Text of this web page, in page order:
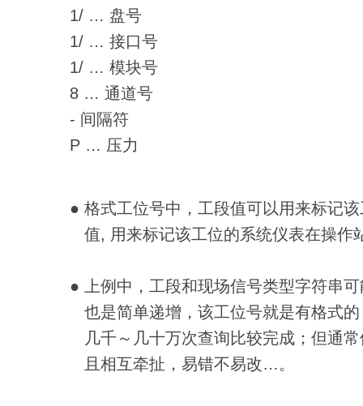
1/ … 盘号
1/ … 接口号
1/ … 模块号
8 … 通道号
- 间隔符
P … 压力
● 格式工位号中，工段值可以用来标记
值, 用来标记该工位的系统仪表在操作
● 上例中，工段和现场信号类型字符串
也是简单递增，该工位号就是有格式
几千～几十万次查询比较完成；但通
且相互牵扯，易错不易改…。